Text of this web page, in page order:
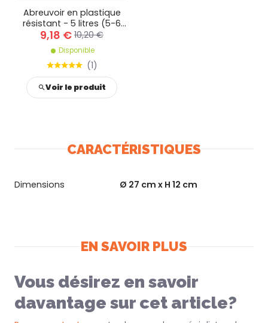
Abreuvoir en plastique
résistant - 5 litres (5-6
poules)
9,18 € 10,20 €
Disponible
(1)
Voir le produit
CARACTÉRISTIQUES
Dimensions Ø 27 cm x H 12 cm
EN SAVOIR PLUS
Vous désirez en savoir
davantage sur cet article?